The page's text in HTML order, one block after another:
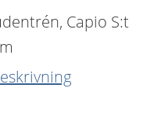
Capio S:t